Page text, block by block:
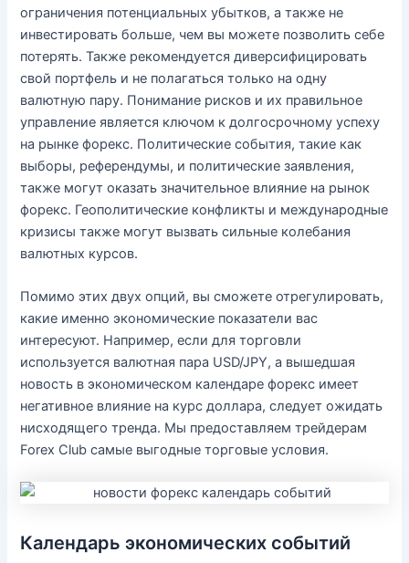
ограничения потенциальных убытков, а также не
инвестировать больше, чем вы можете позволить себе
потерять. Также рекомендуется диверсифицировать
свой портфель и не полагаться только на одну
валютную пару. Понимание рисков и их правильное
управление является ключом к долгосрочному успеху
на рынке форекс. Политические события, такие как
выборы, референдумы, и политические заявления,
также могут оказать значительное влияние на рынок
форекс. Геополитические конфликты и международные
кризисы также могут вызвать сильные колебания
валютных курсов.
Помимо этих двух опций, вы сможете отрегулировать,
какие именно экономические показатели вас
интересуют. Например, если для торговли
используется валютная пара USD/JPY, а вышедшая
новость в экономическом календаре форекс имеет
негативное влияние на курс доллара, следует ожидать
нисходящего тренда. Мы предоставляем трейдерам
Forex Club самые выгодные торговые условия.
Календарь экономических событий